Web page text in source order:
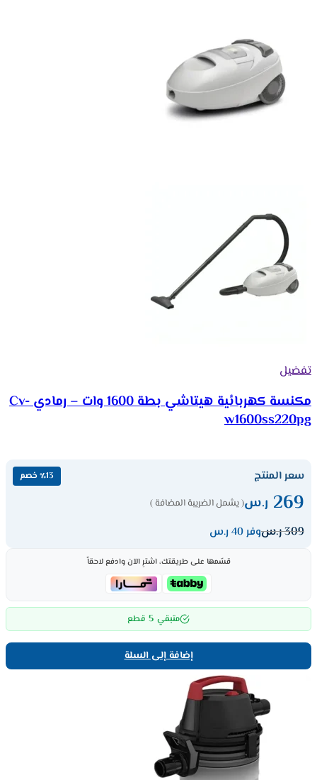
تفضيل
مكنسة كهربائية هيتاشي بطة 1600 وات – رمادي Cv-
w1600ss220pg
سعر المنتج ٪13 خصم
269 ر.س( يشمل الضريبة المضافة )
309ر.سوفر 40 ر.س
قسّمها على طريقتك، اشترِ الآن وادفع لاحقاً
متبقي 5 قطع
إضافة إلى السلة